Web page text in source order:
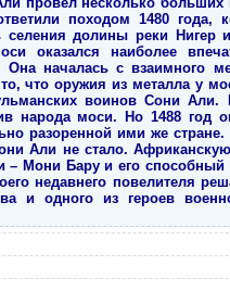
походом 1480 года,
долины реки Нигер
оказался наиболее
началась с взаимного
что оружия из металла у
воинов Сони
народа моси. Но 1488 год
разоренной ими же
Али не стало.
Мони Бару и его
недавнего повелителя
и одного из героев